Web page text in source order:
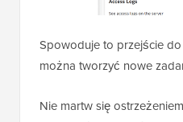
Spowoduje to przejście
można tworzyć nowe
Nie martw się